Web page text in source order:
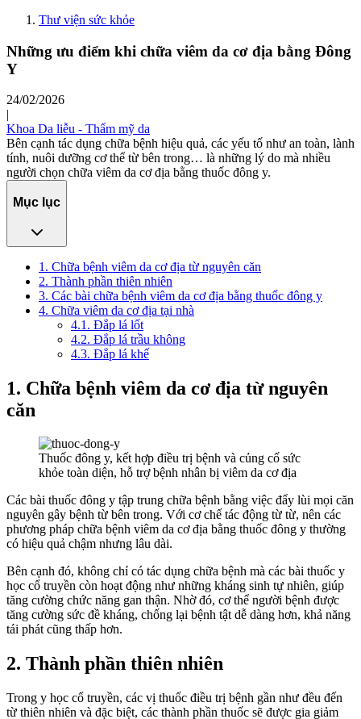
Thư viện sức khỏe
Những ưu điểm khi chữa viêm da cơ địa bằng Đông
Y
24/02/2026
|
Khoa Da liễu - Thẩm mỹ da
Bên cạnh tác dụng chữa bệnh hiệu quả, các yếu tố như an toàn, lành
tính, nuôi dưỡng cơ thể từ bên trong… là những lý do mà nhiều
người chọn chữa viêm da cơ địa bằng thuốc đông y.
Mục lục
1. Chữa bệnh viêm da cơ địa từ nguyên căn
2. Thành phần thiên nhiên
3. Các bài chữa bệnh viêm da cơ địa bằng thuốc đông y
4. Chữa viêm da cơ địa tại nhà
4.1. Đắp lá lốt
4.2. Đắp lá trầu không
4.3. Đắp lá khế
1. Chữa bệnh viêm da cơ địa từ nguyên
căn
Thuốc đông y, kết hợp điều trị bệnh và củng cố sức
khỏe toàn diện, hỗ trợ bệnh nhân bị viêm da cơ địa
Các bài thuốc đông y tập trung chữa bệnh bằng việc đẩy lùi mọi căn
nguyên gây bệnh từ bên trong. Với cơ chế tác động từ từ, nên các
phương pháp chữa bệnh viêm da cơ địa bằng thuốc đông y thường
có hiệu quả chậm nhưng lâu dài.
Bên cạnh đó, không chỉ có tác dụng chữa bệnh mà các bài thuốc y
học cổ truyền còn hoạt động như những kháng sinh tự nhiên, giúp
tăng cường chức năng gan thận. Nhờ đó, cơ thể người bệnh được
tăng cường sức đề kháng, chống lại bệnh tật dễ dàng hơn, khả năng
tái phát cũng thấp hơn.
2. Thành phần thiên nhiên
Trong y học cổ truyền, các vị thuốc điều trị bệnh gần như đều đến
từ thiên nhiên và đặc biệt, các thành phần thuốc sẽ được gia giảm